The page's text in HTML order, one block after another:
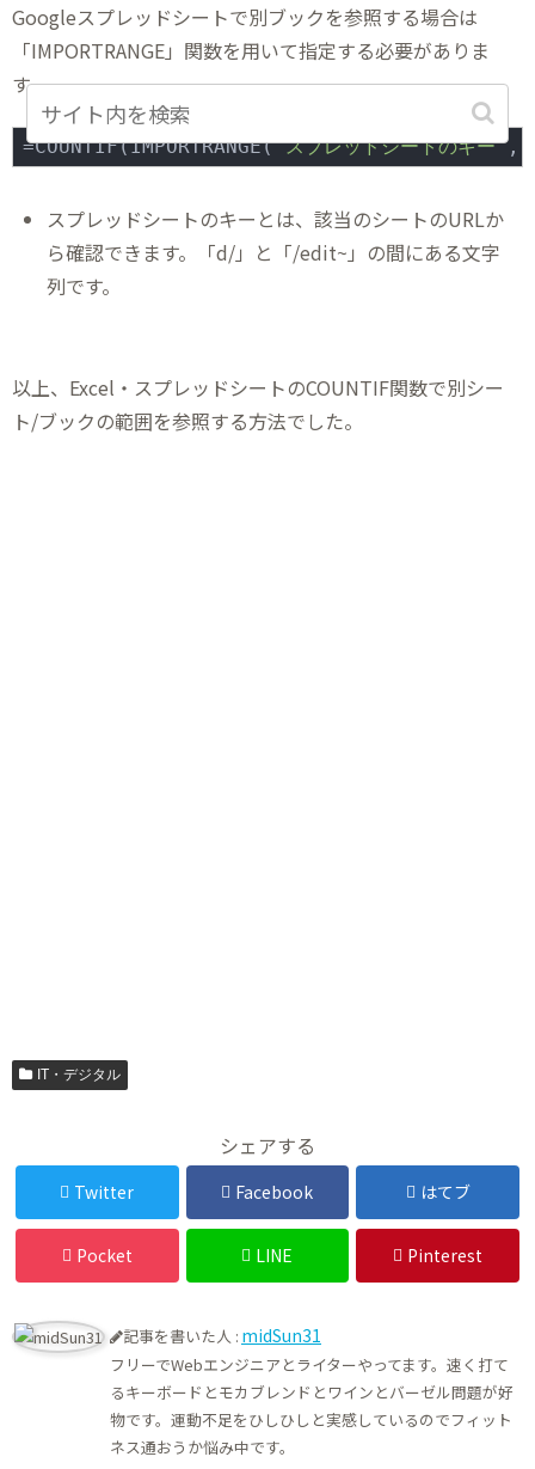
Googleスプレッドシートで別ブックを参照する場合は
「IMPORTRANGE」関数を用いて指定する必要がありま
す。
=COUNTIF(IMPORTRANGE("スプレッドシートのキー",
スプレッドシートのキーとは、該当のシートのURLか
ら確認できます。「d/」と「/edit~」の間にある文字
列です。
以上、Excel・スプレッドシートのCOUNTIF関数で別シー
ト/ブックの範囲を参照する方法でした。
IT・デジタル
シェアする
Twitter Facebook はてブ
Pocket LINE Pinterest
記事を書いた人 : midSun31
フリーでWebエンジニアとライターやってます。速く打て
るキーボードとモカブレンドとワインとバーゼル問題が好
物です。運動不足をひしひしと実感しているのでフィット
ネス通おうか悩み中です。